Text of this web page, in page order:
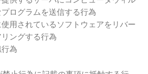
ログラムを送信する行為
用されているソフトウェアをリバー
ングする行為
為